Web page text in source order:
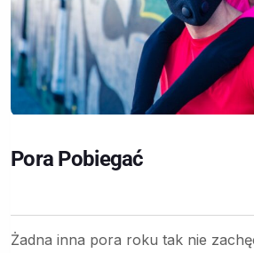
Pora Pobiegać
Żadna inna pora roku tak nie